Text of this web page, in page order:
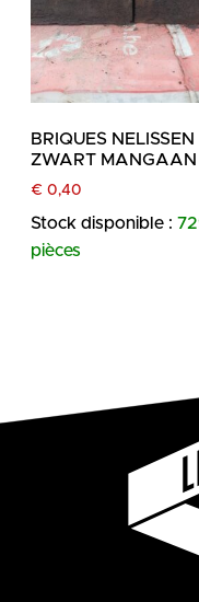
BRIQUES NELISSEN
ZWART MANGAAN
€ 0,40
Stock disponible :
pièces